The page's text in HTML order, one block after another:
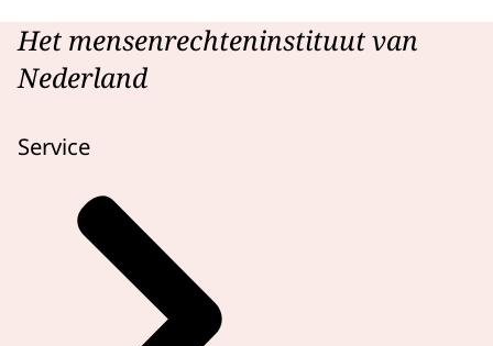
Het mensenrechteninstituut van
Nederland
Service